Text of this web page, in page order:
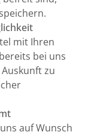
mit Ihren
bei uns
zu
auf Wunsch